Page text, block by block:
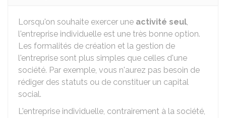
Lorsqu'on souhaite exercer une activité seul,
l'entreprise individuelle est une très bonne option.
Les formalités de création et la gestion de
l'entreprise sont plus simples que celles d'une
société. Par exemple, vous n'aurez pas besoin de
rédiger des statuts ou de constituer un capital
social.
L'entreprise individuelle, contrairement à la société,